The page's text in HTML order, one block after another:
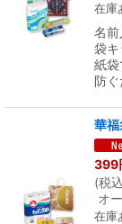
在庫
名
袋
紙
防
華
399
(税込
オ
在庫